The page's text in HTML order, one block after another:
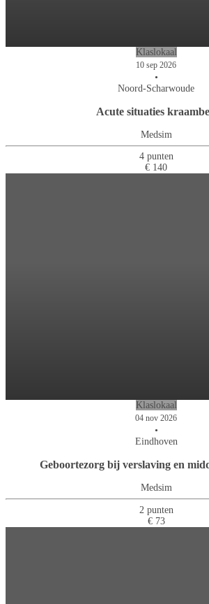
Klaslokaal
10 sep 2026
•
Noord-Scharwoude
Acute situaties
Medsim
4 punten
€ 140
Klaslokaal
04 nov 2026
•
Eindhoven
Geboortezorg bij verslaving en
Medsim
2 punten
€ 73